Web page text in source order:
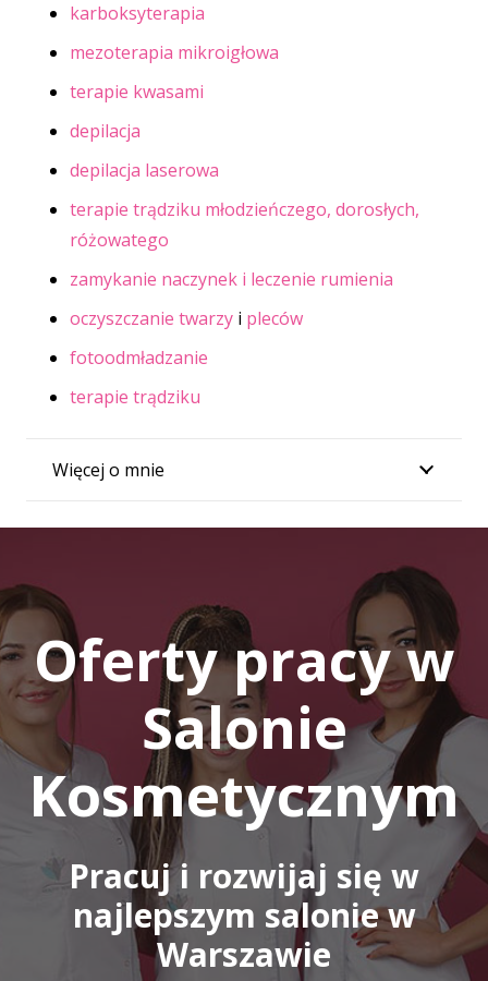
karboksyterapia
mezoterapia mikroigłowa
terapie kwasami
depilacja
depilacja laserowa
terapie trądziku młodzieńczego, dorosłych,
różowatego
zamykanie naczynek i leczenie rumienia
oczyszczanie twarzy i pleców
fotoodmładzanie
terapie trądziku
Więcej o mnie
Oferty pracy w
Salonie
Kosmetycznym
Pracuj i rozwijaj się w
najlepszym salonie w
Warszawie